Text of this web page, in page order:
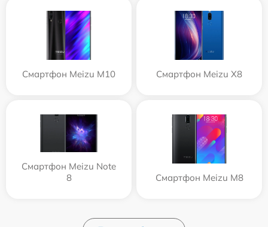
Смартфон Meizu M10 Смартфон Meizu X8
Смартфон Meizu Note
8
Смартфон Meizu M8